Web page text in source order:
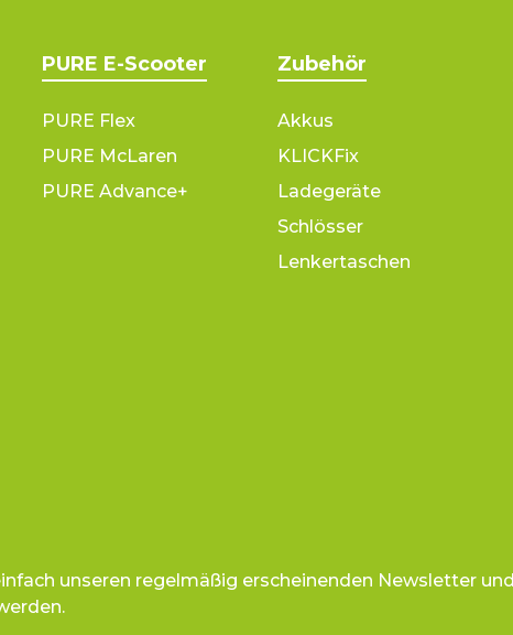
PURE E-Scooter
PURE Flex
PURE McLaren
PURE Advance+
Zubehör
Akkus
KLICKFix
Ladegeräte
Schlösser
Lenkertaschen
unseren regelmäßig erscheinenden Newsletter